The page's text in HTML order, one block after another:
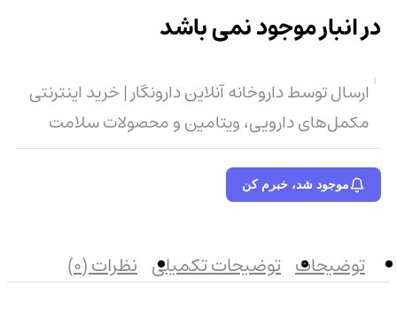
در انبار موجود نمی باشد
ارسال توسط داروخانه آنلاین دارونگار | خرید اینترنتی
مکمل‌های دارویی، ویتامین و محصولات سلامت
موجود شد، خبرم کن
توضیحات توضیحات تکمیلی نظرات (0)